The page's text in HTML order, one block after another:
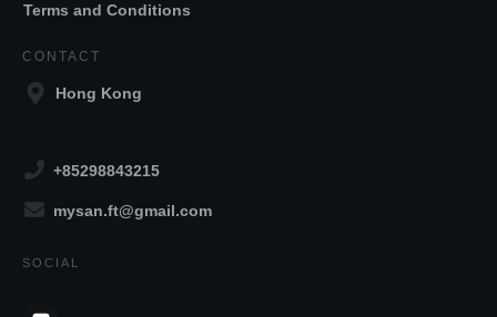
Terms and Conditions
CONTACT
Hong Kong
+85298843215
mysan.ft@gmail.com
SOCIAL